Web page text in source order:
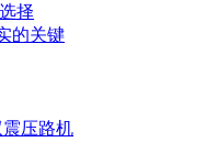
择
的关键